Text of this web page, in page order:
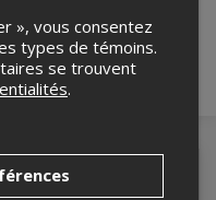
», vous consentez
types de témoins.
se trouvent
.